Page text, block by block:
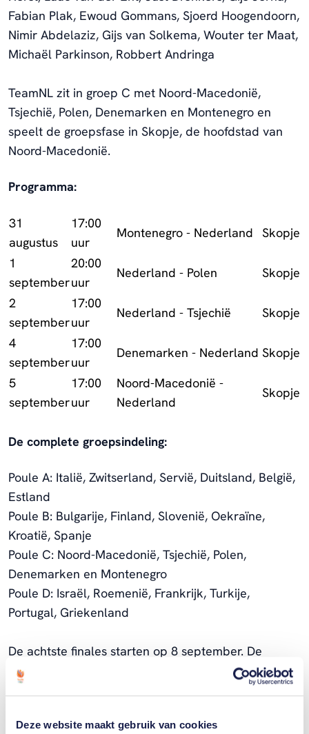
Deze website maakt gebruik van cookies
Fabian Plak, Ewoud Gommans, Sjoerd Hoogendoorn,
Nimir Abdelaziz, Gijs van Solkema, Wouter ter Maat,
Michaël Parkinson, Robbert Andringa
TeamNL zit in groep C met Noord-Macedonië,
Tsjechië, Polen, Denemarken en Montenegro en
speelt de groepsfase in Skopje, de hoofdstad van
Noord-Macedonië.
Programma:
31
augustus
17:00
uur
Montenegro - Nederland
Skopje
1
september
20:00
uur
Nederland - Polen
Skopje
2
september
17:00
uur
Nederland - Tsjechië
Skopje
4
september
17:00
uur
Denemarken - Nederland Skopje
5
september
17:00
uur
Noord-Macedonië -
Nederland
Skopje
De complete groepsindeling:
Poule A: Italië, Zwitserland, Servië, Duitsland, België,
Estland
Poule B: Bulgarije, Finland, Slovenië, Oekraïne,
Kroatië, Spanje
Poule C: Noord-Macedonië, Tsjechië, Polen,
Denemarken en Montenegro
Poule D: Israël, Roemenië, Frankrijk, Turkije,
Portugal, Griekenland
De achtste finales starten op 8 september. De
finales zullen gehouden worden in Bologna, Italië.